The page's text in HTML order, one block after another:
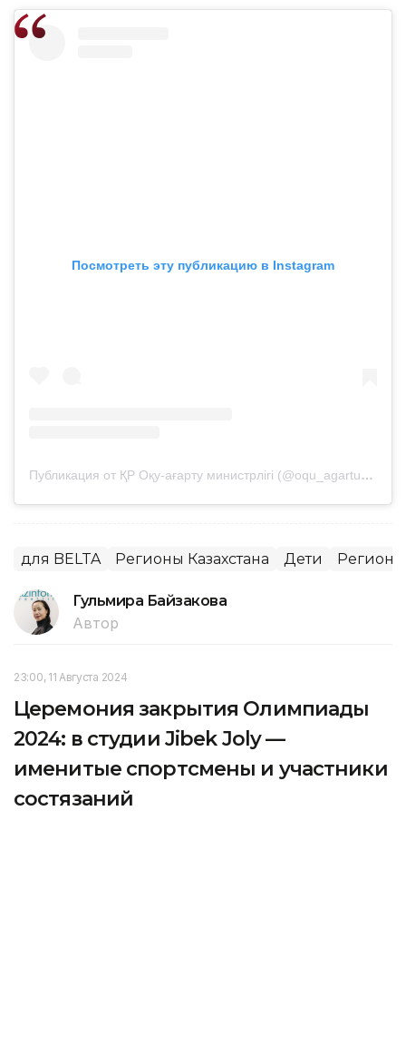
Посмотреть эту публикацию в Instagram
Публикация от ҚР Оқу-ағарту министрлігі (@oqu_agartu_ministrligi)
для BELTA Регионы Казахстана Дети Регионы
Гульмира Байзакова
Автор
23:00, 11 Августа 2024
Церемония закрытия Олимпиады
2024: в студии Jibek Joly —
именитые спортсмены и участники
состязаний